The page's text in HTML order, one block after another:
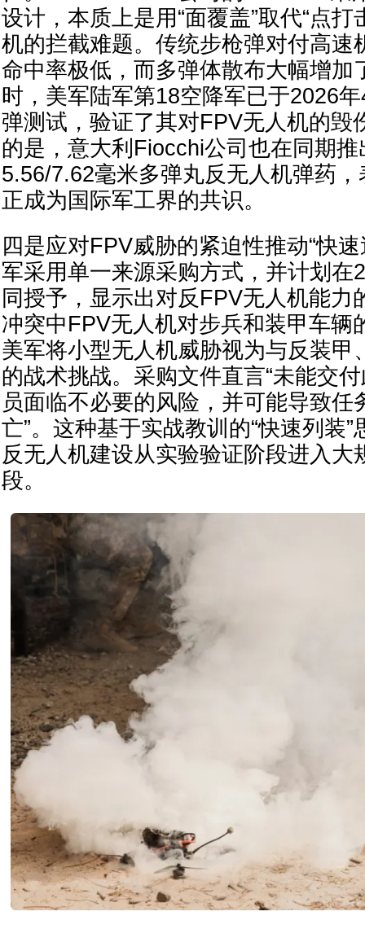
设计，本质上是用“面覆盖”取代“点打
机的拦截难题。传统步枪弹对付高速
命中率极低，而多弹体散布大幅增加
时，美军陆军第18空降军已于2026
弹测试，验证了其对FPV无人机的毁
的是，意大利Fiocchi公司也在同期
5.56/7.62毫米多弹丸反无人机弹药
正成为国际军工界的共识。
四是应对FPV威胁的紧迫性推动“快
军采用单一来源采购方式，并计划在
同授予，显示出对反FPV无人机能力
冲突中FPV无人机对步兵和装甲车辆
美军将小型无人机威胁视为与反装甲
的战术挑战。采购文件直言“未能交
员面临不必要的风险，并可能导致任
亡”。这种基于实战教训的“快速列装
反无人机建设从实验验证阶段进入大
段。